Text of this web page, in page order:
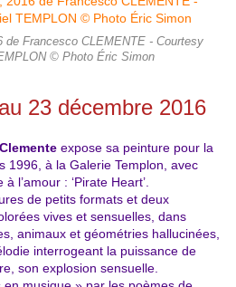
de Francesco CLEMENTE - Courtesy
© Photo Éric Simon
23 décembre 2016
expose sa peinture pour la
1996, à la Galerie Templon, avec
l’amour : ‘Pirate Heart’.
de petits formats et deux
vives et sensuelles, dans
animaux et géométries hallucinées,
interrogeant la puissance de
son explosion sensuelle.